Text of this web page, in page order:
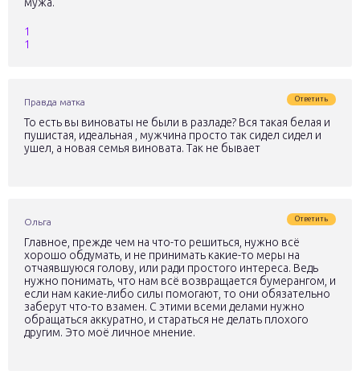
1
1
Правда матка Ответить
То есть вы виноваты не были в разладе? Вся такая белая и
пушистая, идеальная , мужчина просто так сидел сидел и
ушел, а новая семья виновата. Так не бывает
Ольга Ответить
Главное, прежде чем на что-то решиться, нужно всё
хорошо обдумать, и не принимать какие-то меры на
отчаявшуюся голову, или ради простого интереса. Ведь
нужно понимать, что нам всё возвращается бумерангом, и
если нам какие-либо силы помогают, то они обязательно
заберут что-то взамен. С этими всеми делами нужно
обращаться аккуратно, и стараться не делать плохого
другим. Это моё личное мнение.